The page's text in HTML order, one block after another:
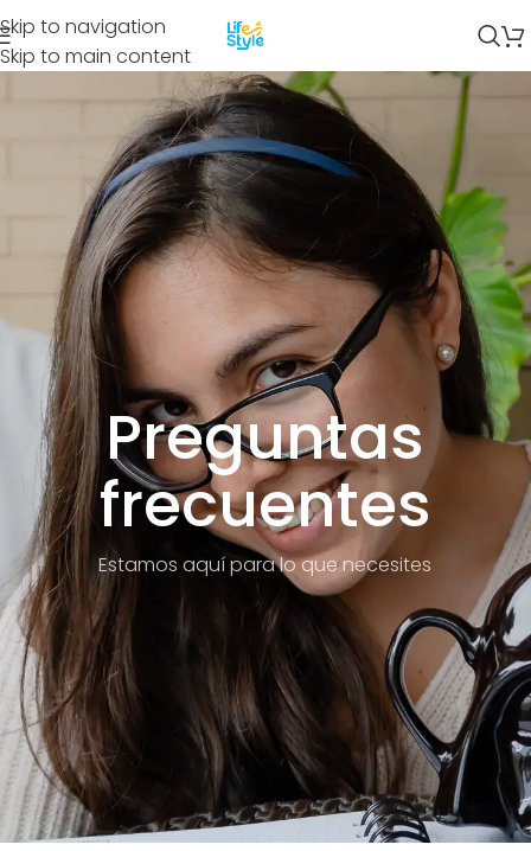
Skip to navigation
Skip to main content
Preguntas
frecuentes
Estamos aquí para lo que necesites